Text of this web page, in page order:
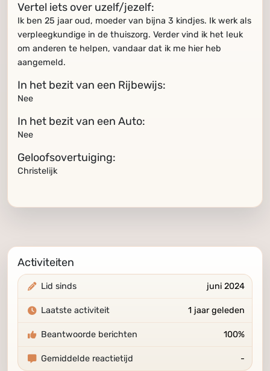
Vertel iets over uzelf/jezelf:
Ik ben 25 jaar oud, moeder van bijna 3 kindjes. Ik werk als
verpleegkundige in de thuiszorg. Verder vind ik het leuk
om anderen te helpen, vandaar dat ik me hier heb
aangemeld.
In het bezit van een Rijbewijs:
Nee
In het bezit van een Auto:
Nee
Geloofsovertuiging:
Christelijk
Activiteiten
Lid sinds juni 2024
Laatste activiteit 1 jaar geleden
Beantwoorde berichten 100%
Gemiddelde reactietijd -